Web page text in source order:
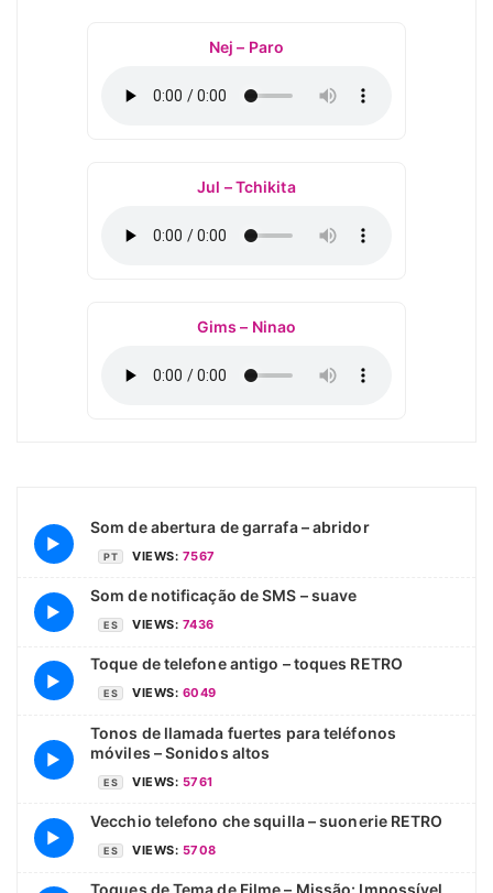
Nej – Paro
Jul – Tchikita
Gims – Ninao
▶
Som de abertura de garrafa – abridor
PT VIEWS: 7567
▶
Som de notificação de SMS – suave
ES VIEWS: 7436
▶
Toque de telefone antigo – toques RETRO
ES VIEWS: 6049
▶
Tonos de llamada fuertes para teléfonos
móviles – Sonidos altos
ES VIEWS: 5761
▶
Vecchio telefono che squilla – suonerie RETRO
ES VIEWS: 5708